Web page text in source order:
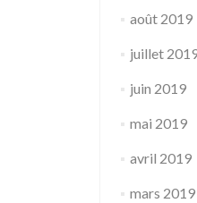
août 2019
juillet
juin 2019
mai 2019
avril 2019
mars 2019